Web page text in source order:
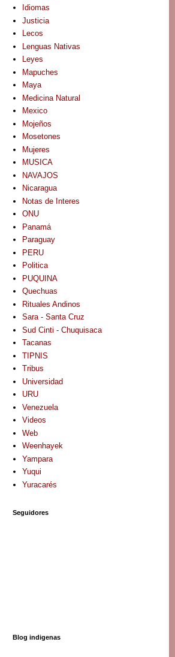
Idiomas
Justicia
Lecos
Lenguas Nativas
Leyes
Mapuches
Maya
Medicina Natural
Mexico
Mojeños
Mosetones
Mujeres
MUSICA
NAVAJOS
Nicaragua
Notas de Interes
ONU
Panamá
Paraguay
PERU
Politica
PUQUINA
Quechuas
Rituales Andinos
Sara - Santa Cruz
Sud Cinti - Chuquisaca
Tacanas
TIPNIS
Tribus
Universidad
URU
Venezuela
Videos
Web
Weenhayek
Yampara
Yuqui
Yuracarés
Seguidores
Blog indigenas